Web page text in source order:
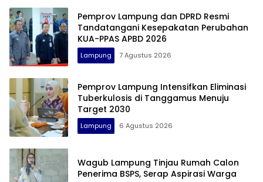
Pemprov Lampung dan DPRD Resmi
Tandatangani Kesepakatan Perubahan
KUA-PPAS APBD 2026
Lampung 7 Agustus 2026
Pemprov Lampung Intensifkan Eliminasi
Tuberkulosis di Tanggamus Menuju
Target 2030
Lampung 6 Agustus 2026
Wagub Lampung Tinjau Rumah Calon
Penerima BSPS, Serap Aspirasi Warga